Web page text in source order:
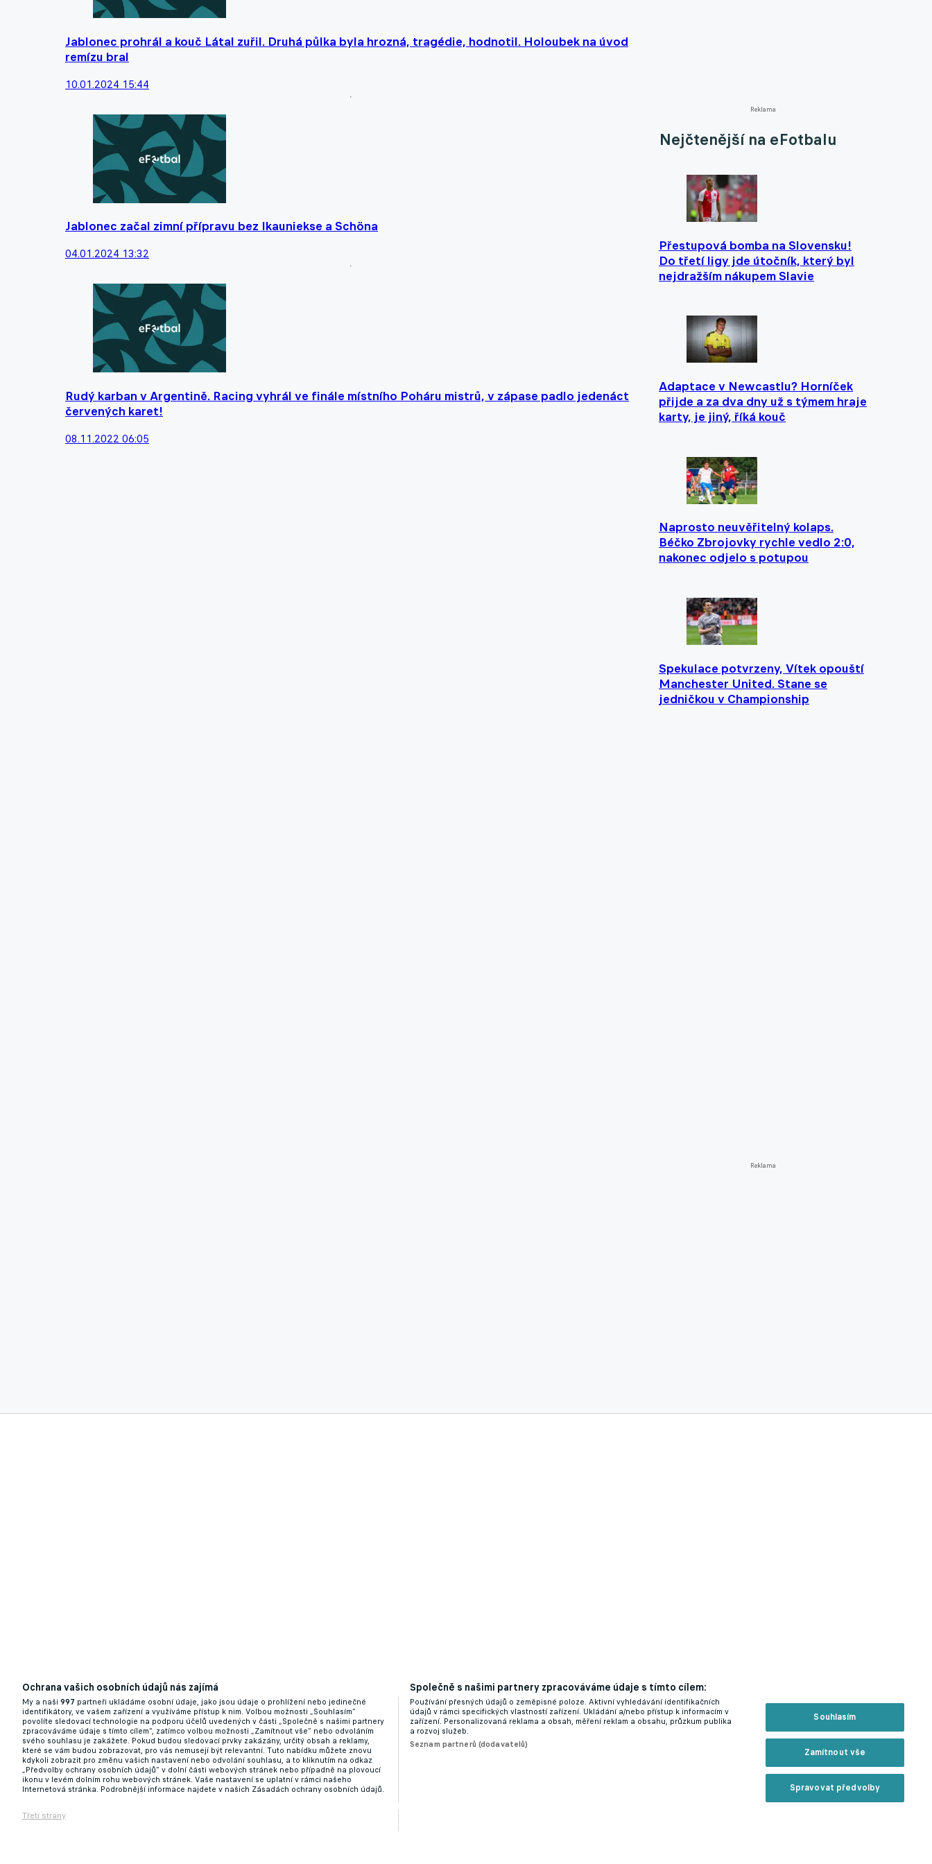
Jablonec prohrál a kouč Látal zuřil. Druhá půlka byla hrozná, tragédie, hodnotil. Holoubek na úvod
remízu bral
10.01.2024 15:44
Jablonec začal zimní přípravu bez Ikauniekse a Schöna
04.01.2024 13:32
Rudý karban v Argentině. Racing vyhrál ve finále místního Poháru mistrů, v zápase padlo jedenáct
červených karet!
08.11.2022 06:05
Reklama
Nejčtenější na eFotbalu
Přestupová bomba na Slovensku!
Do třetí ligy jde útočník, který byl
nejdražším nákupem Slavie
Adaptace v Newcastlu? Horníček
přijde a za dva dny už s týmem hraje
karty, je jiný, říká kouč
Naprosto neuvěřitelný kolaps.
Béčko Zbrojovky rychle vedlo 2:0,
nakonec odjelo s potupou
Spekulace potvrzeny, Vítek opouští
Manchester United. Stane se
jedničkou v Championship
Reklama
Ochrana vašich osobních údajů nás zajímá
My a naši 997 partneři ukládáme osobní údaje, jako jsou údaje o prohlížení nebo jedinečné
identifikátory, ve vašem zařízení a využíváme přístup k nim. Volbou možnosti „Souhlasím“
povolíte sledovací technologie na podporu účelů uvedených v části „Společně s našimi partnery
zpracováváme údaje s tímto cílem“, zatímco volbou možnosti „Zamítnout vše“ nebo odvoláním
svého souhlasu je zakážete. Pokud budou sledovací prvky zakázány, určitý obsah a reklamy,
které se vám budou zobrazovat, pro vás nemusejí být relevantní. Tuto nabídku můžete znovu
kdykoli zobrazit pro změnu vašich nastavení nebo odvolání souhlasu, a to kliknutím na odkaz
„Předvolby ochrany osobních údajů“ v dolní části webových stránek nebo případně na plovoucí
ikonu v levém dolním rohu webových stránek. Vaše nastavení se uplatní v rámci našeho
Internetová stránka. Podrobnější informace najdete v našich Zásadách ochrany osobních údajů.
Třetí strany
Společně s našimi partnery zpracováváme údaje s tímto cílem:
Používání přesných údajů o zeměpisné poloze. Aktivní vyhledávání identifikačních
údajů v rámci specifických vlastností zařízení. Ukládání a/nebo přístup k informacím v
zařízení. Personalizovaná reklama a obsah, měření reklam a obsahu, průzkum publika
a rozvoj služeb.
Seznam partnerů (dodavatelů)
Souhlasím
Zamítnout vše
Spravovat předvolby